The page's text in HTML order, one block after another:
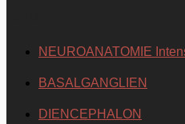
NEUROANATOMIE
BASALGANGLIEN
DIENCEPHALON